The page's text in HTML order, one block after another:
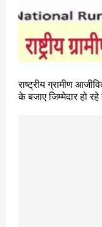
राष्ट्रीय ग्रामीण
के बजाए जिम्मेदार हो रहे